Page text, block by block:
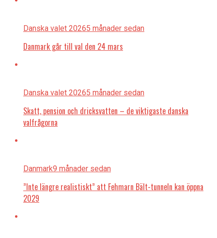
Danska valet 20265 månader sedan
Danmark går till val den 24 mars
Danska valet 20265 månader sedan
Skatt, pension och dricksvatten – de viktigaste danska
valfrågorna
Danmark9 månader sedan
”Inte längre realistiskt” att Fehmarn Bält-tunneln kan öppna
2029